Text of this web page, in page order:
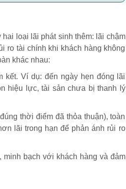
loại lãi phát sinh thêm: lãi chậm
ro tài chính khi khách hàng không
khác nhau:
kết. Ví dụ: đến ngày hẹn đóng lãi
hiệu lực, tài sản chưa bị thanh lý
thời điểm đã thỏa thuận), toàn
lãi trong hạn để phản ánh rủi ro
bạch với khách hàng và đảm